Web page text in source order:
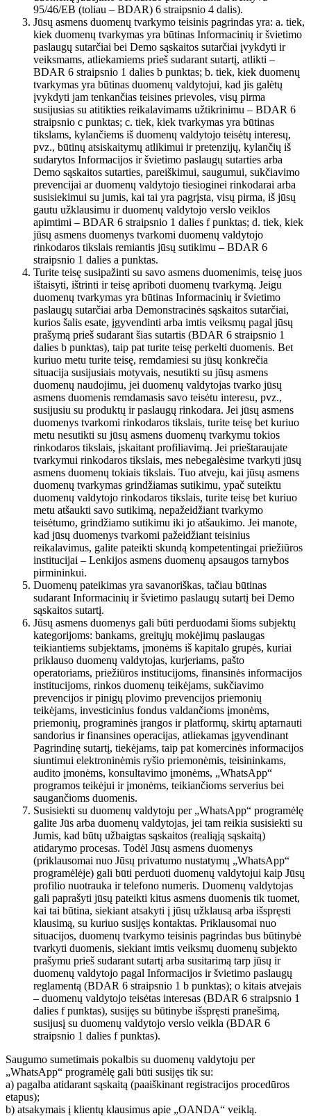
95/46/EB (toliau – BDAR) 6 straipsnio 4 dalis).
Jūsų asmens duomenų tvarkymo teisinis pagrindas yra: a. tiek,
kiek duomenų tvarkymas yra būtinas Informacinių ir švietimo
paslaugų sutarčiai bei Demo sąskaitos sutarčiai įvykdyti ir
veiksmams, atliekamiems prieš sudarant sutartį, atlikti –
BDAR 6 straipsnio 1 dalies b punktas; b. tiek, kiek duomenų
tvarkymas yra būtinas duomenų valdytojui, kad jis galėtų
įvykdyti jam tenkančias teisines prievoles, visų pirma
susijusias su atitikties reikalavimams užtikrinimu – BDAR 6
straipsnio c punktas; c. tiek, kiek tvarkymas yra būtinas
tikslams, kylančiems iš duomenų valdytojo teisėtų interesų,
pvz., būtinų atsiskaitymų atlikimui ir pretenzijų, kylančių iš
sudarytos Informacijos ir švietimo paslaugų sutarties arba
Demo sąskaitos sutarties, pareiškimui, saugumui, sukčiavimo
prevencijai ar duomenų valdytojo tiesioginei rinkodarai arba
susisiekimui su jumis, kai tai yra pagrįsta, visų pirma, iš jūsų
gautu užklausimu ir duomenų valdytojo verslo veiklos
apimtimi – BDAR 6 straipsnio 1 dalies f punktas; d. tiek, kiek
jūsų asmens duomenys tvarkomi duomenų valdytojo
rinkodaros tikslais remiantis jūsų sutikimu – BDAR 6
straipsnio 1 dalies a punktas.
Turite teisę susipažinti su savo asmens duomenimis, teisę juos
ištaisyti, ištrinti ir teisę apriboti duomenų tvarkymą. Jeigu
duomenų tvarkymas yra būtinas Informacinių ir švietimo
paslaugų sutarčiai arba Demonstracinės sąskaitos sutarčiai,
kurios šalis esate, įgyvendinti arba imtis veiksmų pagal jūsų
prašymą prieš sudarant šias sutartis (BDAR 6 straipsnio 1
dalies b punktas), taip pat turite teisę perkelti duomenis. Bet
kuriuo metu turite teisę, remdamiesi su jūsų konkrečia
situacija susijusiais motyvais, nesutikti su jūsų asmens
duomenų naudojimu, jei duomenų valdytojas tvarko jūsų
asmens duomenis remdamasis savo teisėtu interesu, pvz.,
susijusiu su produktų ir paslaugų rinkodara. Jei jūsų asmens
duomenys tvarkomi rinkodaros tikslais, turite teisę bet kuriuo
metu nesutikti su jūsų asmens duomenų tvarkymu tokios
rinkodaros tikslais, įskaitant profiliavimą. Jei prieštaraujate
tvarkymui rinkodaros tikslais, mes nebegalėsime tvarkyti jūsų
asmens duomenų tokiais tikslais. Tuo atveju, kai jūsų asmens
duomenų tvarkymas grindžiamas sutikimu, ypač suteiktu
duomenų valdytojo rinkodaros tikslais, turite teisę bet kuriuo
metu atšaukti savo sutikimą, nepažeidžiant tvarkymo
teisėtumo, grindžiamo sutikimu iki jo atšaukimo. Jei manote,
kad jūsų duomenys tvarkomi pažeidžiant teisinius
reikalavimus, galite pateikti skundą kompetentingai priežiūros
institucijai – Lenkijos asmens duomenų apsaugos tarnybos
pirmininkui.
Duomenų pateikimas yra savanoriškas, tačiau būtinas
sudarant Informacinių ir švietimo paslaugų sutartį bei Demo
sąskaitos sutartį.
Jūsų asmens duomenys gali būti perduodami šioms subjektų
kategorijoms: bankams, greitųjų mokėjimų paslaugas
teikiantiems subjektams, įmonėms iš kapitalo grupės, kuriai
priklauso duomenų valdytojas, kurjeriams, pašto
operatoriams, priežiūros institucijoms, finansinės informacijos
institucijoms, rinkos duomenų teikėjams, sukčiavimo
prevencijos ir pinigų plovimo prevencijos priemonių
teikėjams, investicinius fondus valdančioms įmonėms,
priemonių, programinės įrangos ir platformų, skirtų aptarnauti
sandorius ir finansines operacijas, atliekamas įgyvendinant
Pagrindinę sutartį, tiekėjams, taip pat komercinės informacijos
siuntimui elektroninėmis ryšio priemonėmis, teisininkams,
audito įmonėms, konsultavimo įmonėms, „WhatsApp“
programos teikėjui ir įmonėms, teikiančioms serverius bei
saugančioms duomenis.
Susisiekti su duomenų valdytoju per „WhatsApp“ programėlę
galite Jūs arba duomenų valdytojas, jei tam reikia susisiekti su
Jumis, kad būtų užbaigtas sąskaitos (realiąją sąskaitą)
atidarymo procesas. Todėl Jūsų asmens duomenys
(priklausomai nuo Jūsų privatumo nustatymų „WhatsApp“
programėlėje) gali būti perduoti duomenų valdytojui kaip Jūsų
profilio nuotrauka ir telefono numeris. Duomenų valdytojas
gali paprašyti jūsų pateikti kitus asmens duomenis tik tuomet,
kai tai būtina, siekiant atsakyti į jūsų užklausą arba išspręsti
klausimą, su kuriuo susijęs kontaktas. Priklausomai nuo
situacijos, duomenų tvarkymo teisinis pagrindas bus būtinybė
tvarkyti duomenis, siekiant imtis veiksmų duomenų subjekto
prašymu prieš sudarant sutartį arba susitarimą tarp jūsų ir
duomenų valdytojo pagal Informacijos ir švietimo paslaugų
reglamentą (BDAR 6 straipsnio 1 b punktas); o kitais atvejais
– duomenų valdytojo teisėtas interesas (BDAR 6 straipsnio 1
dalies f punktas), susijęs su būtinybe išspręsti pranešimą,
susijusį su duomenų valdytojo verslo veikla (BDAR 6
straipsnio 1 dalies f punktas).
Saugumo sumetimais pokalbis su duomenų valdytoju per
„WhatsApp“ programėlę gali būti susijęs tik su:
a) pagalba atidarant sąskaitą (paaiškinant registracijos procedūros
etapus);
b) atsakymais į klientų klausimus apie „OANDA“ veiklą.